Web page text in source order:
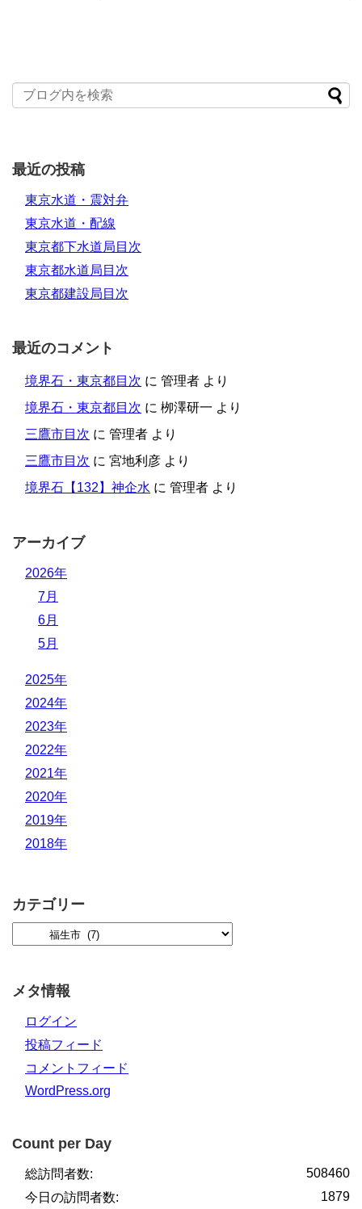
最近の投稿
東京水道・震対弁
東京水道・配線
東京都下水道局目次
東京都水道局目次
東京都建設局目次
最近のコメント
境界石・東京都目次 に 管理者 より
境界石・東京都目次 に 栁澤研一 より
三鷹市目次 に 管理者 より
三鷹市目次 に 宮地利彦 より
境界石【132】神企水 に 管理者 より
アーカイブ
2026年
7月
6月
5月
2025年
2024年
2023年
2022年
2021年
2020年
2019年
2018年
カテゴリー
メタ情報
ログイン
投稿フィード
コメントフィード
WordPress.org
Count per Day
508460
総訪問者数:
1879
今日の訪問者数: